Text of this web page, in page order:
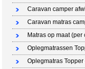
Caravan camper
Caravan matras
Matras op maat (per
Oplegmatrassen
Oplegmatras